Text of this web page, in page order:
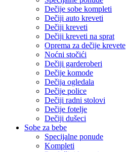
Dečije sobe kompleti
Dečiji auto kreveti
Dečiji kreveti
Dečiji kreveti na sprat
Oprema za dečije krevete
Noćni stočići
Dečiji garderoberi
Dečije komode
Dečija ogledala
Dečije police
Dečiji radni stolovi
Dečije fotelje
Dečiji dušeci
Sobe za bebe
Specijalne ponude
Kompleti